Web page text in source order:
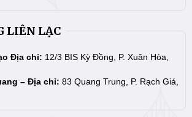
LIÊN LẠC
Địa chỉ: 12/3 BIS Kỳ Đồng, P. Xuân Hòa,
– Địa chỉ: 83 Quang Trung, P. Rạch Giá,